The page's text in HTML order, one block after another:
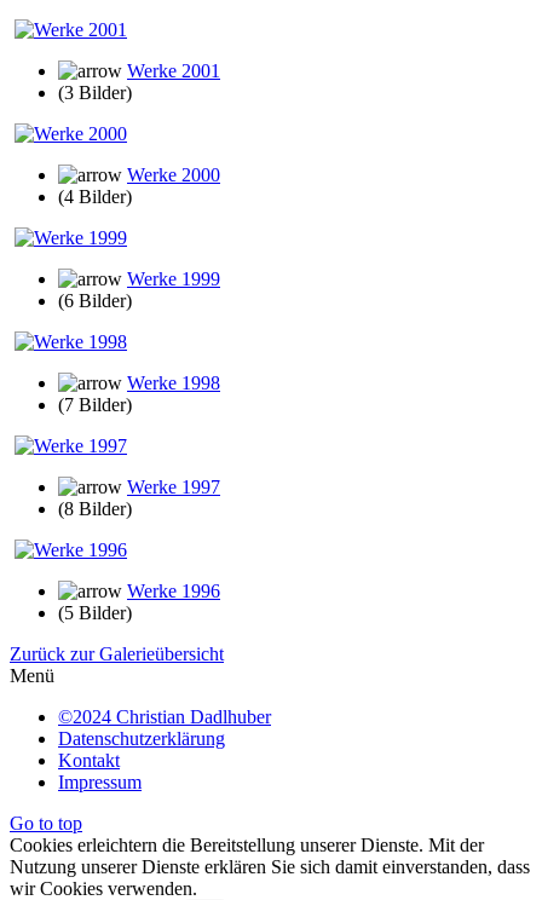
Werke 2001
(3 Bilder)
Werke 2000
(4 Bilder)
Werke 1999
(6 Bilder)
Werke 1998
(7 Bilder)
Werke 1997
(8 Bilder)
Werke 1996
(5 Bilder)
Zurück zur Galerieübersicht
Menü
©2024 Christian Dadlhuber
Datenschutzerklärung
Kontakt
Impressum
Go to top
Cookies erleichtern die Bereitstellung unserer Dienste. Mit der
Nutzung unserer Dienste erklären Sie sich damit einverstanden, dass
wir Cookies verwenden.